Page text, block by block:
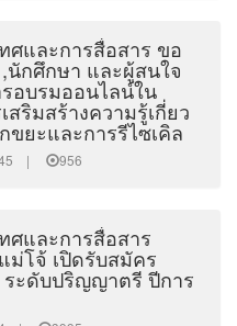
ศและการสื่อสาร ขอ
นักศึกษา และผู้สนใจ
อบรมออนไลน์ใน
สริมสร้างความรู้เกี่ยว
ยะและการรีไซเคิล
| 956
ศและการสื่อสาร
ม่โจ้ เปิดรับสมัคร
ะดับปริญญาตรี ปีการ